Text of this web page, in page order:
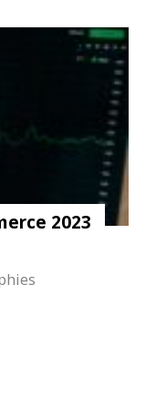
2023